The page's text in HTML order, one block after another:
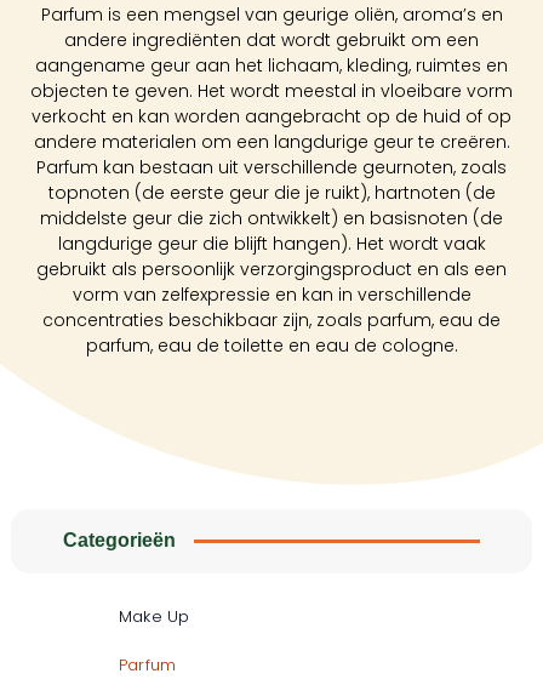
Parfum is een mengsel van geurige oliën, aroma’s en
andere ingrediënten dat wordt gebruikt om een
aangename geur aan het lichaam, kleding, ruimtes en
objecten te geven. Het wordt meestal in vloeibare vorm
verkocht en kan worden aangebracht op de huid of op
andere materialen om een langdurige geur te creëren.
Parfum kan bestaan uit verschillende geurnoten, zoals
topnoten (de eerste geur die je ruikt), hartnoten (de
middelste geur die zich ontwikkelt) en basisnoten (de
langdurige geur die blijft hangen). Het wordt vaak
gebruikt als persoonlijk verzorgingsproduct en als een
vorm van zelfexpressie en kan in verschillende
concentraties beschikbaar zijn, zoals parfum, eau de
parfum, eau de toilette en eau de cologne.
Categorieën
Make Up
Parfum